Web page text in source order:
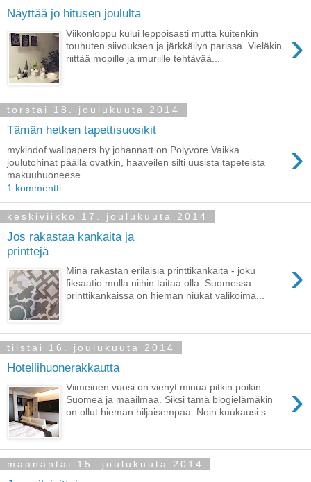
Näyttää jo hitusen joululta
›
Viikonloppu kului leppoisasti mutta kuitenkin
touhuten siivouksen ja järkkäilyn parissa. Vieläkin
riittää mopille ja imuriille tehtävää...
torstai 18. joulukuuta 2014
Tämän hetken tapettisuosikit
›
mykindof wallpapers by johannatt on Polyvore Vaikka
joulutohinat päällä ovatkin, haaveilen silti uusista tapeteista
makuuhuoneese...
1 kommentti:
keskiviikko 17. joulukuuta 2014
Jos rakastaa kankaita ja
printtejä
›
Minä rakastan erilaisia printtikankaita - joku
fiksaatio mulla niihin taitaa olla. Suomessa
printtikankaissa on hieman niukat valikoima...
tiistai 16. joulukuuta 2014
Hotellihuonerakkautta
›
Viimeinen vuosi on vienyt minua pitkin poikin
Suomea ja maailmaa. Siksi tämä blogielämäkin
on ollut hieman hiljaisempaa. Noin kuukausi s...
maanantai 15. joulukuuta 2014